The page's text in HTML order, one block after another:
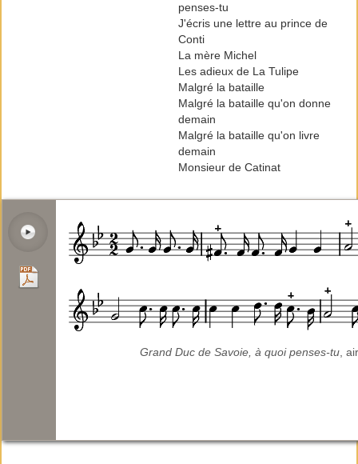
penses-tu
J'écris une lettre au prince de
Conti
La mère Michel
Les adieux de La Tulipe
Malgré la bataille
Malgré la bataille qu'on donne
demain
Malgré la bataille qu'on livre
demain
Monsieur de Catinat
Grand Duc de Savoie, à quoi penses-tu ,